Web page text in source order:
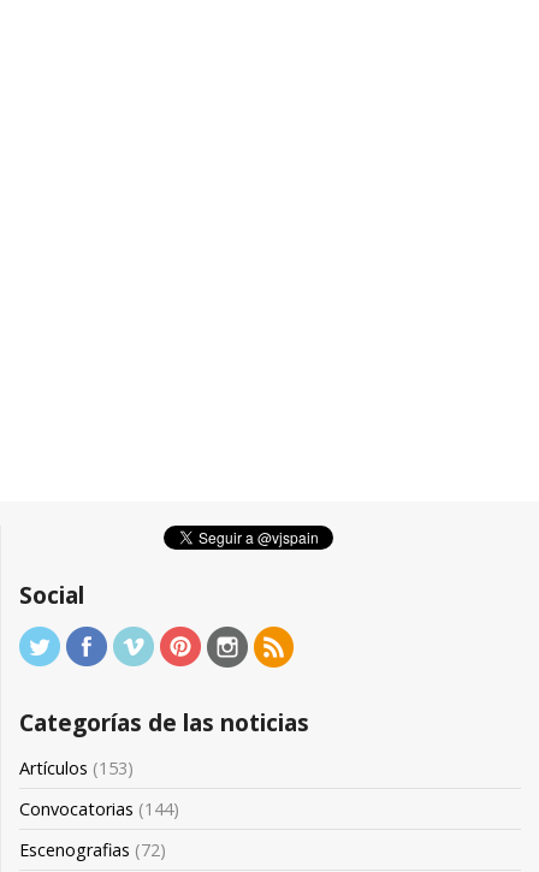
Social
Categorías de las noticias
Artículos (153)
Convocatorias (144)
Escenografias (72)